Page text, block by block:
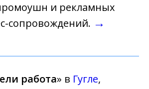
и рекламных
сопровождений. →
работа» в Гугле,